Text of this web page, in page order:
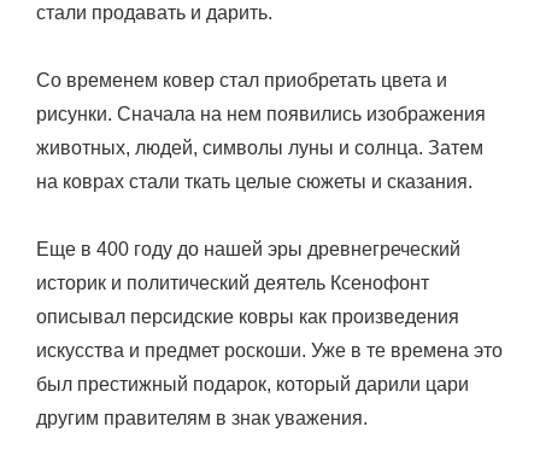
стали продавать и дарить.
Со временем ковер стал приобретать цвета и
рисунки. Сначала на нем появились изображения
животных, людей, символы луны и солнца. Затем
на коврах стали ткать целые сюжеты и сказания.
Еще в 400 году до нашей эры древнегреческий
историк и политический деятель Ксенофонт
описывал персидские ковры как произведения
искусства и предмет роскоши. Уже в те времена это
был престижный подарок, который дарили цари
другим правителям в знак уважения.